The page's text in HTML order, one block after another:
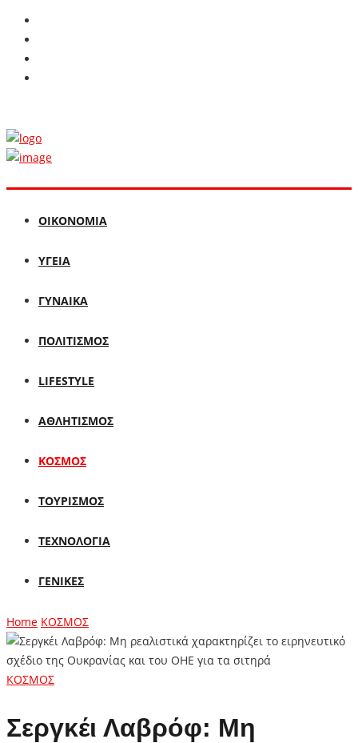
ΟΙΚΟΝΟΜΙΑ
ΥΓΕΙΑ
ΓΥΝΑΙΚΑ
ΠΟΛΙΤΙΣΜΟΣ
LIFESTYLE
ΑΘΛΗΤΙΣΜΟΣ
ΚΟΣΜΟΣ
ΤΟΥΡΙΣΜΟΣ
ΤΕΧΝΟΛΟΓΙΑ
ΓΕΝΙΚΕΣ
Home ΚΟΣΜΟΣ
ΚΟΣΜΟΣ
Σεργκέι Λαβρόφ: Μη